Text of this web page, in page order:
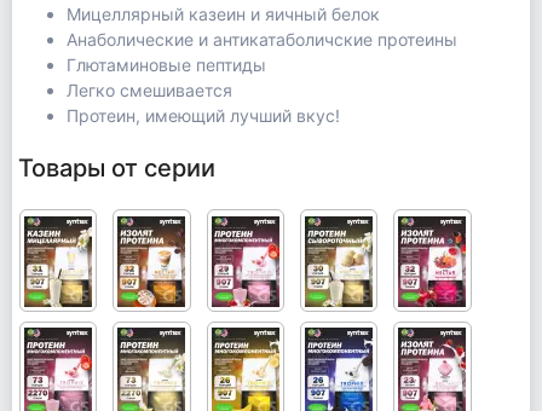
Мицеллярный казеин и яичный белок
Анаболические и антикатаболичские протеины
Глютаминовые пептиды
Легко смешивается
Протеин, имеющий лучший вкус!
Товары от серии